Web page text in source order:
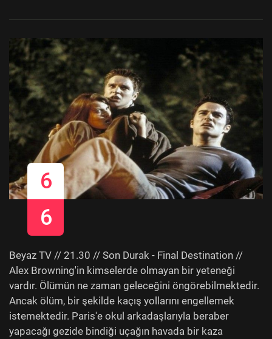
6
6
Beyaz TV // 21.30 // Son Durak - Final Destination //
Alex Browning'in kimselerde olmayan bir yeteneği
vardır. Ölümün ne zaman geleceğini öngörebilmektedir.
Ancak ölüm, bir şekilde kaçış yollarını engellemek
istemektedir. Paris'e okul arkadaşlarıyla beraber
yapacağı gezide bindiği uçağın havada bir kaza